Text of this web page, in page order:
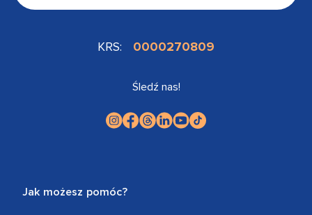
KRS: 0000270809
Śledź nas!
Jak możesz pomóc?